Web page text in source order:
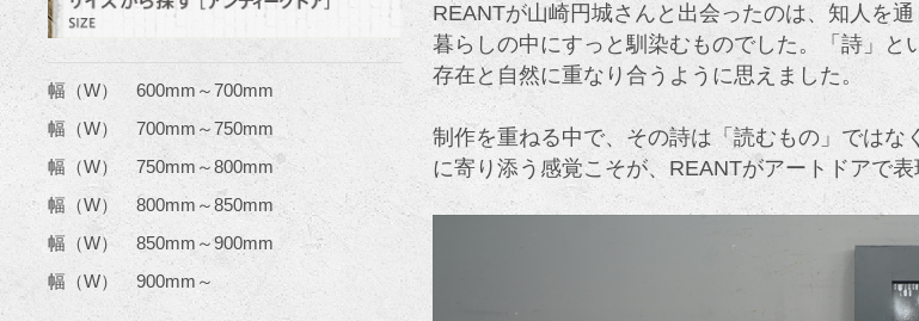
REANTが山崎円城さんと出会ったのは、知人を
暮らしの中にすっと馴染むものでした。「詩」
存在と自然に重なり合うように思えました。
制作を重ねる中で、その詩は「読むもの」では
に寄り添う感覚こそが、REANTがアートドアで表
幅（W） 600mm～700mm
幅（W） 700mm～750mm
幅（W） 750mm～800mm
幅（W） 800mm～850mm
幅（W） 850mm～900mm
幅（W） 900mm～